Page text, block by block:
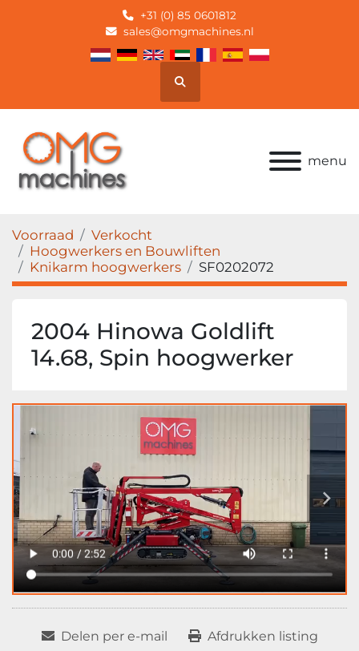
+31 (0) 85 0601812
sales@omgmachines.nl
Zoek
menu
Voorraad
Verkocht
Hoogwerkers en Bouwliften
Knikarm hoogwerkers
SF0202072
2004 Hinowa Goldlift
14.68, Spin hoogwerker
Delen per e-mail Afdrukken listing